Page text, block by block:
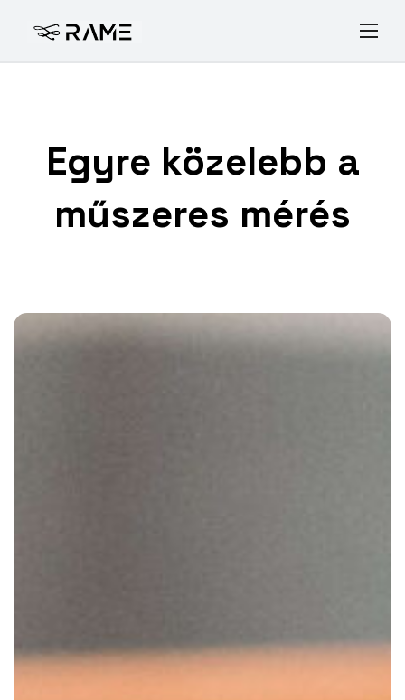
Egyre közelebb a
műszeres mérés